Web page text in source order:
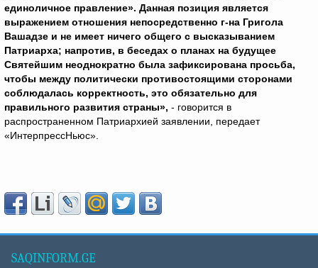
единоличное правление». Данная позиция является
выражением отношения непосредственно г-на Григола
Вашадзе и не имеет ничего общего с высказыванием
Патриарха; напротив, в беседах о планах на будущее
Святейшим неоднократно была зафиксирована просьба,
чтобы между политически противостоящими сторонами
соблюдалась корректность, это обязательно для
правильного развития страны», - говорится в
распространенном Патриархией заявлении, передает
«ИнтерпрессНьюс».
SAQINFORM.GE